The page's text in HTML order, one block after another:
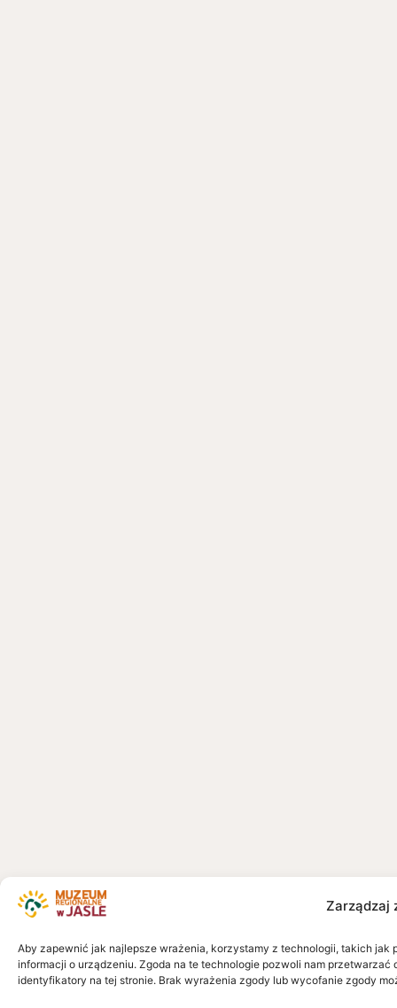
Zarządzaj
Aby zapewnić jak najlepsze wrażenia, korzystamy z technologii, takich
informacji o urządzeniu. Zgoda na te technologie pozwoli nam
identyfikatory na tej stronie. Brak wyrażenia zgody lub wycofanie zgody